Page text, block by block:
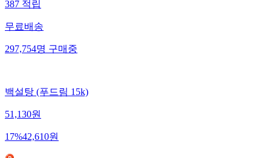
387적립
무료배송
297,754명구매중
백설탕 (푸드림 15k)
51,130원
17%42,610원